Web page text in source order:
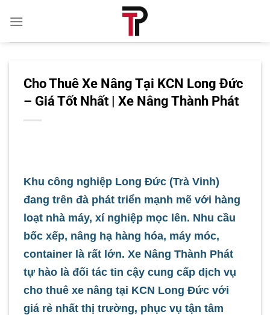
qua
Cho Thuê Xe Nâng Tại KCN Long Đức
– Giá Tốt Nhất | Xe Nâng Thành Phát
Khu công nghiệp Long Đức (Trà Vinh)
đang trên đà phát triển mạnh mẽ với hàng
loạt nhà máy, xí nghiệp mọc lên. Nhu cầu
bốc xếp, nâng hạ hàng hóa, máy móc,
container là rất lớn. Xe Nâng Thành Phát
tự hào là đối tác tin cậy cung cấp dịch vụ
cho thuê xe nâng tại KCN Long Đức với
giá rẻ nhất thị trường, phục vụ tận tâm